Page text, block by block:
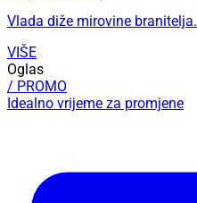
Vlada diže mirovine
VIŠE
Oglas
/ PROMO
Idealno vrijeme za promjene